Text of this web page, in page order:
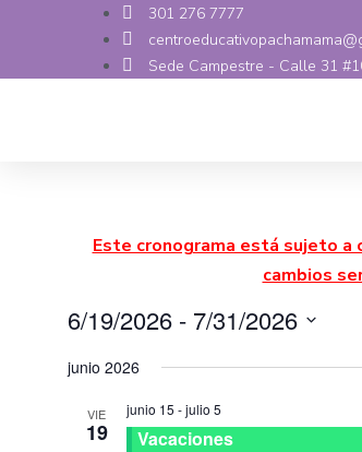
301 276 7777
Sede Campestre - Calle 31
Este cronograma está sujeto a
cambios
6/19/2026 - 7/31/2026
fecha.
junio 2026
VIE
19
junio 15 -julio 5
Vacaciones